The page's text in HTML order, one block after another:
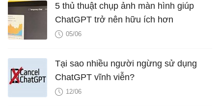
5 thủ thuật chụp ảnh màn hình giúp
ChatGPT trở nên hữu ích hơn
05/06
Tại sao nhiều người ngừng sử dụng
ChatGPT vĩnh viễn?
12/06